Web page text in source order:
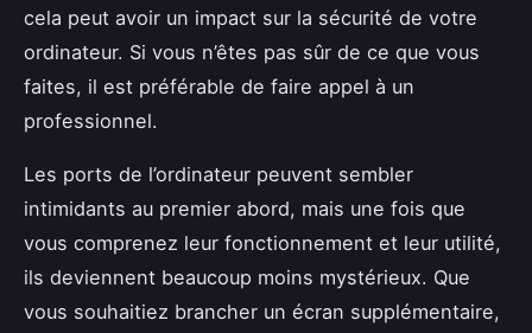
cela peut avoir un impact sur la sécurité de votre
ordinateur. Si vous n’êtes pas sûr de ce que vous
faites, il est préférable de faire appel à un
professionnel.
Les ports de l’ordinateur peuvent sembler
intimidants au premier abord, mais une fois que
vous comprenez leur fonctionnement et leur utilité,
ils deviennent beaucoup moins mystérieux. Que
vous souhaitiez brancher un écran supplémentaire,